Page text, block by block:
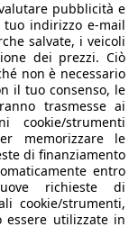
europeo.pubblicità e
tuo indirizzo e-mail
salvate, i veicoli
dei prezzi. Ciò
non è necessario
il tuo consenso, le
trasmesse ai
cookie/strumenti
memorizzare le
di finanziamento
entro
richieste di
cookie/strumenti,
essere utilizzate in